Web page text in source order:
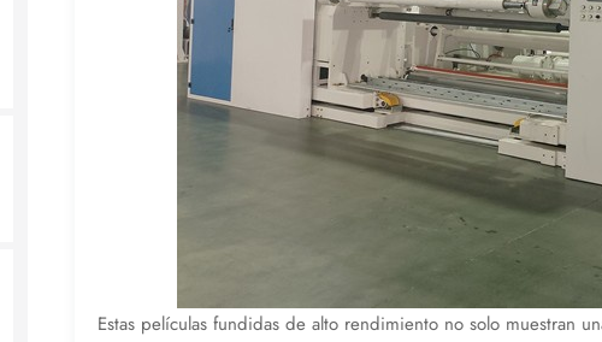
Estas películas fundidas de alto rendimiento no solo muestran